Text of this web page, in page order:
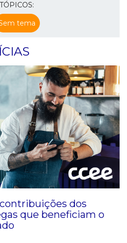
TÓPICOS:
tema
dos
que beneficiam o